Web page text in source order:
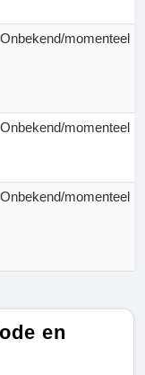
Onbekend/momenteel
Onbekend/momenteel
Onbekend/momenteel
en